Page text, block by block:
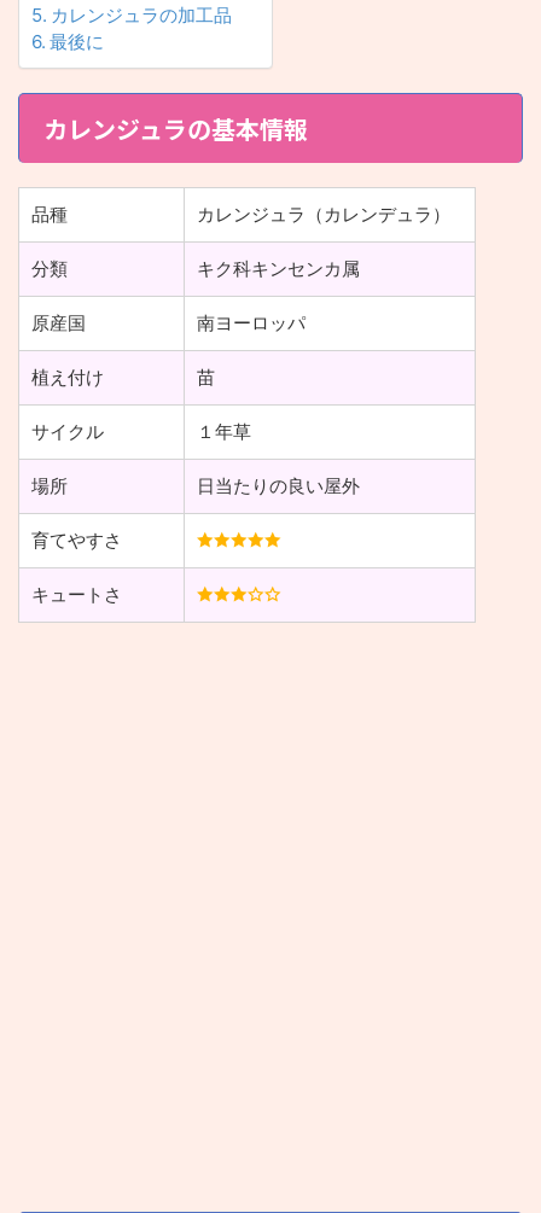
カレンジュラの加工品
最後に
カレンジュラの基本情報
品種 カレンジュラ（カレンデュラ）
分類 キク科キンセンカ属
原産国 南ヨーロッパ
植え付け 苗
サイクル １年草
場所 日当たりの良い屋外
育てやすさ
キュートさ